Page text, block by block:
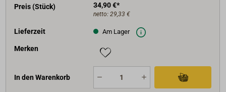
Preis (Stück)
34,90 €*
netto: 29,33 €
Lieferzeit Am Lager
Merken
In den Warenkorb